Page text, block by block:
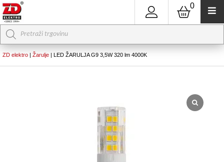
0
Products
search
ZD elektro | Žarulje | LED ŽARULJA G9 3,5W 320 lm 4000K